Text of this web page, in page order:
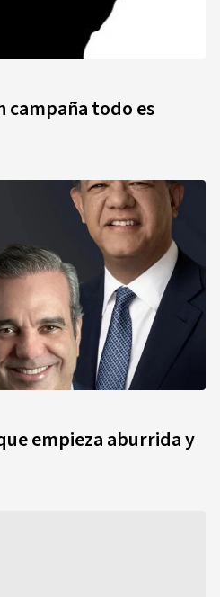
campaña todo es
empieza aburrida y